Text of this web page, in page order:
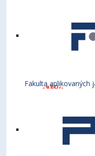
Fakulta aplikovaných